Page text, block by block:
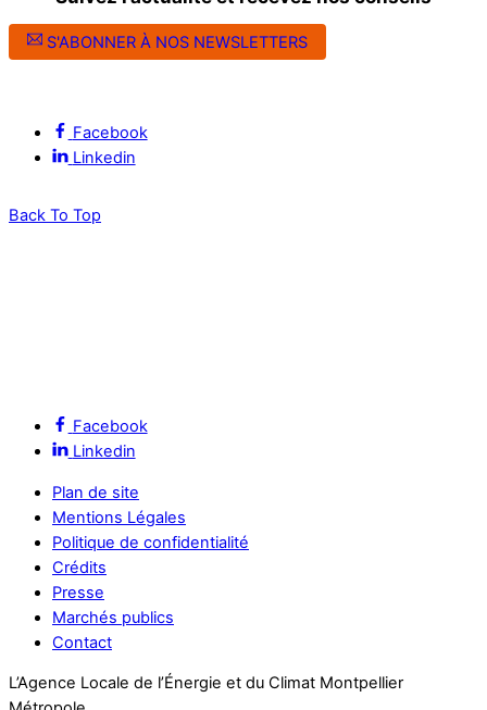
S'ABONNER À NOS NEWSLETTERS
Facebook
Linkedin
Back To Top
Facebook
Linkedin
Plan de site
Mentions Légales
Politique de confidentialité
Crédits
Presse
Marchés publics
Contact
L’Agence Locale de l’Énergie et du Climat Montpellier